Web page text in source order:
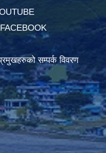
FACEBOOK
सम्पर्क विवरण